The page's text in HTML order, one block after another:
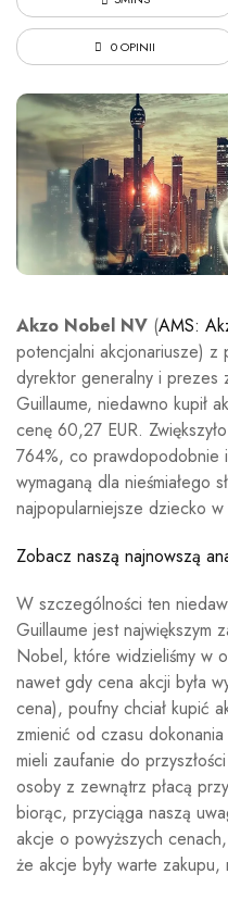
0 OPINII
Akzo Nobel NV (AMS:
potencjalni akcjonariusze) z
dyrektor generalny i prezes
Guillaume, niedawno kupił
cenę 60,27 EUR.
764%, co prawdopodobnie
wymaganą dla nieśmiałego
najpopularniejsze dziecko
Zobacz naszą najnowszą
W szczególności ten
Guillaume jest największym
Nobel, które widzieliśmy w
nawet gdy cena akcji była
cena), poufny chciał kupić
zmienić od czasu
mieli zaufanie do
osoby z zewnątrz płacą
biorąc, przyciąga naszą
akcje o powyższych
że akcje były warte